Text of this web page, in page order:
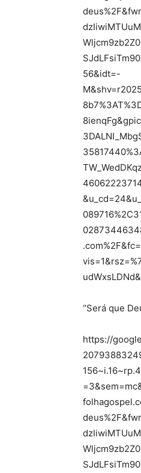
56&idt=-
“Será que
https://